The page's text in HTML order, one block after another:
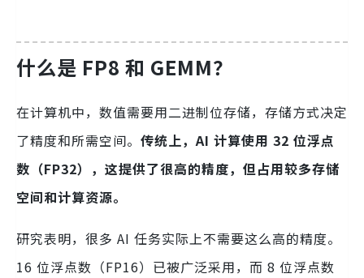
什么是 FP8 和 GEMM？
在计算机中，数值需要用二进制位存储，存储方式决定
了精度和所需空间。 传统上，AI 计算使用 32 位浮点
数（FP32），这提供了很高的精度，但占用较多存储
空间和计算资源。
研究表明，很多 AI 任务实际上不需要这么高的精度。
16 位浮点数（FP16）已被广泛采用，而 8 位浮点数